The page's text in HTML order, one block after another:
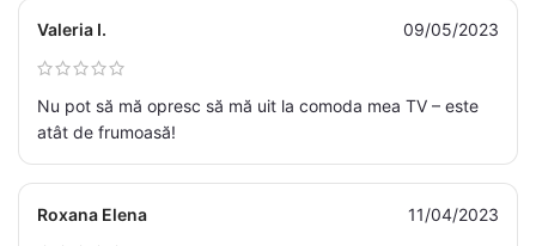
Valeria I. 09/05/2023
Nu pot să mă opresc să mă uit la comoda mea TV – este
atât de frumoasă!
Roxana Elena 11/04/2023